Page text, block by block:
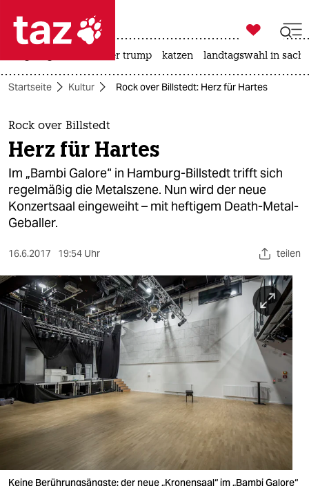
 taz zahl ich
taz zahl ich
themen
politik
öko
gesellschaft
kultur
sport
berlin
nord
wahrheit
verlag
verlag
veranstaltungen

taz zahl ich
usa unter trump katzen landtagswahl in
Startseite Kultur Rock over Billstedt: Herz für Hartes
Rock over Billstedt
Herz für Hartes
Im „Bambi Galore“ in Hamburg-Billstedt trifft sich
regelmäßig die Metalszene. Nun wird der neue
Konzertsaal eingeweiht – mit heftigem Death-Metal-
Geballer.
16.6.2017 19:54 Uhr teilen
Keine Berührungsängste: der neue „Kronensaal“ im „Bambi Galore“